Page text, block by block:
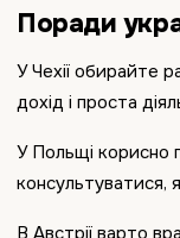
Поради
У Чехії обирайте
дохід і проста
У Польщі корисно
консультуватися,
В Австрії варто